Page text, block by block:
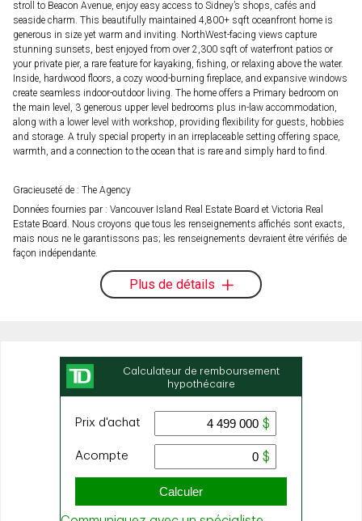
stroll to Beacon Avenue, enjoy easy access to Sidney’s shops, cafés and
seaside charm. This beautifully maintained 4,800+ sqft oceanfront home is
generous in size yet warm and inviting. NorthWest-facing views capture
stunning sunsets, best enjoyed from over 2,300 sqft of waterfront patios or
your private pier, a rare feature for kayaking, fishing, or relaxing above the water.
Inside, hardwood floors, a cozy wood-burning fireplace, and expansive windows
create seamless indoor-outdoor living. The home offers a Primary bedroom on
the main level, 3 generous upper level bedrooms plus in-law accommodation,
along with a lower level with workshop, providing flexibility for guests, hobbies
and storage. A truly special property in an irreplaceable setting offering space,
warmth, and a connection to the ocean that is rare and simply hard to find.
Gracieuseté de : The Agency
Données fournies par : Vancouver Island Real Estate Board et Victoria Real
Estate Board. Nous croyons que tous les renseignements affichés sont exacts,
mais nous ne le garantissons pas; les renseignements devraient être vérifiés de
façon indépendante.
Plus de détails